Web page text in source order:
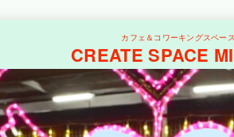
カフェ＆コワーキングスペース
CREATE SPACE